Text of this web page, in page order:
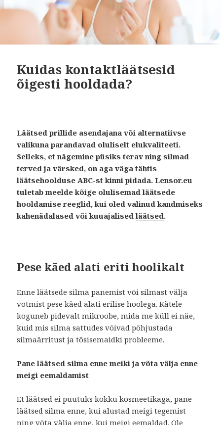
Kuidas kontaktläätsesid
õigesti hooldada?
Läätsed prillide asendajana või alternatiivse
valikuna parandavad oluliselt elukvaliteeti.
Selleks, et nägemine püsiks terav ning silmad
terved ja värsked, on aga väga tähtis
läätsehoolduse ABC-st kinni pidada. Lensor.eu
tuletab meelde kõige olulisemad läätsede
hooldamise reeglid, kui oled valinud kandmiseks
kahenädalased või kuuajalisedläätsed.
Pese käed alati eriti hoolikalt
Enne läätsede silma panemist või silmast välja
võtmist pese käed alati erilise hoolega. Kätele
koguneb pidevalt mikroobe, mida me küll ei näe,
kuid mis silma sattudes võivad põhjustada
silmaärritust ja tõsisemaidki probleeme.
Pane läätsed silma enne meiki ja võta välja enne
meigi eemaldamist
Et läätsed ei puutuks kokku kosmeetikaga, pane
läätsed silma enne, kui alustad meigi tegemist
ning võta välja enne, kui meigi eemaldad. Ole